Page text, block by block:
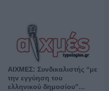
ΑΙΧΜΕΣ: Συνδικαλιστής “με
την εγγύηση του
ελληνικού δημοσίου”…